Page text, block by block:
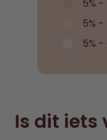
5%
5%
5%
Is dit iets